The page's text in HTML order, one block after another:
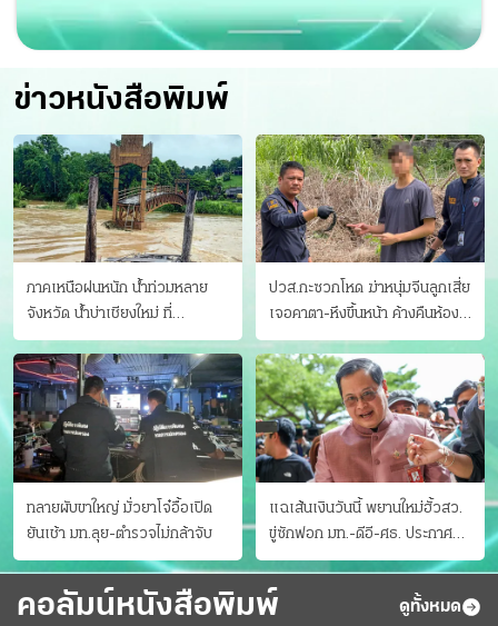
ข่าวหนังสือพิมพ์
ภาคเหนือฝนหนัก น้ำท่วมหลาย
จังหวัด นํ้าบ่าเชียงใหม่ ที่
แม่ฮ่องสอน ซัดสะพานขาด
ปวส.กะซวกโหด ฆ่าหนุ่มจีนลูกเสี่ย
เจอคาตา-หึงขึ้นหน้า ค้างคืนห้อง
แฟนสาว
ทลายผับขาใหญ่ มั่วยาโจ๋อื้อเปิด
ยันเช้า มท.ลุย-ตำรวจไม่กล้าจับ
แฉเส้นเงินวันนี้ พยานใหม่ฮั้วสว.
ขู่ซักฟอก มท.-ดีอี-ศธ. ประกาศ
บัญชีท้องถิ่น
คอลัมน์หนังสือพิมพ์ ดูทั้งหมด